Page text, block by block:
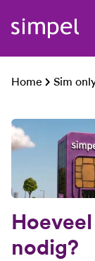
Home Sim
nodig?